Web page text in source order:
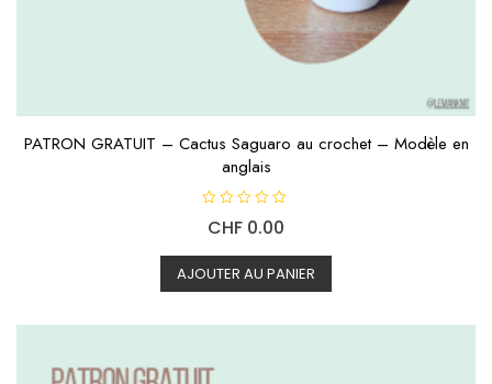
PATRON GRATUIT – Cactus Saguaro au crochet – Modèle en
anglais
o
e
0
s
u
5
CHF 0.00
AJOUTER AU PANIER